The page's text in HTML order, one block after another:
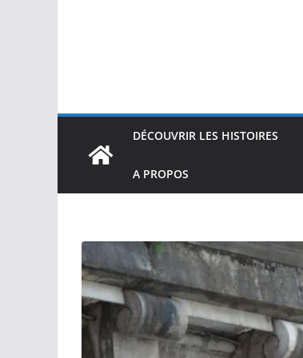
DÉCOUVRIR LES HISTOIRES
A PROPOS